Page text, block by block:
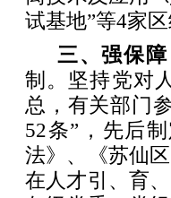
试基地”等4家区
三、强保
制。坚持党对
总，有关部门
52条”，先后
法》、《苏仙
在人才引、育